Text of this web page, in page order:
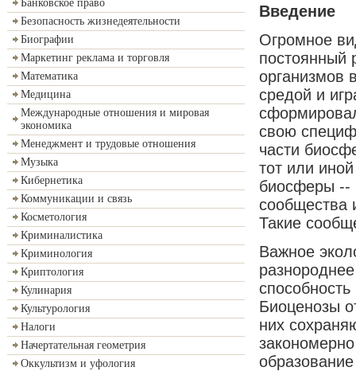
Банковское право
Безопасность жизнедеятельности
Биографии
Маркетинг реклама и торговля
Математика
Медицина
Международные отношения и мировая
экономика
Менеджмент и трудовые отношения
Музыка
Кибернетика
Коммуникации и связь
Косметология
Криминалистика
Криминология
Криптология
Кулинария
Культурология
Налоги
Начертательная геометрия
Оккультизм и уфология
Введение
Огромное
постоянный
организмов
средой и
свою
части
тот или
биосферы --
сообщества
Такие
Важное
Биоценозы
них